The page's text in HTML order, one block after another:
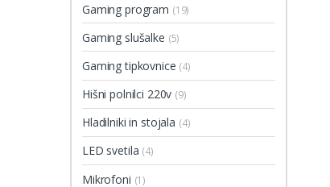
Gaming program (19)
Gaming slušalke (5)
Gaming tipkovnice (4)
Hišni polnilci 220v (9)
Hladilniki in stojala (4)
LED svetila (4)
Mikrofoni (1)